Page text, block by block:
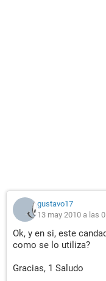
gustavo17
13 may 2010 a las
Ok, y en si, este
como se lo utiliza?
Gracias, 1 Saludo